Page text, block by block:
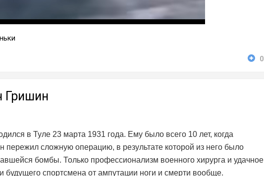
0
Гришин
в Туле 23 марта 1931 года. Ему было всего 10 лет, когда
пережил сложную операцию, в результате которой из него было
бомбы. Только профессионализм военного хирурга и удачное
будущего спортсмена от ампутации ноги и смерти вообще.